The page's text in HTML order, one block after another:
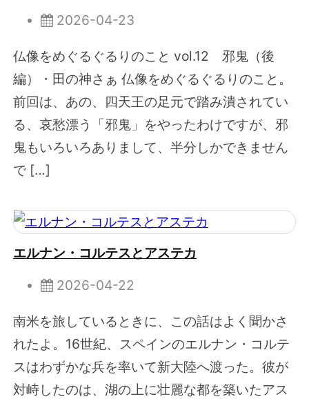
2026-04-23
仏像をめぐるぐるりのこと vol.12 邪鬼（後
編）・田の神さぁ 仏像をめぐるぐるりのこと。
前回は、あの、四天王の足元で踏み潰されてい
る、哀愁漂う「邪鬼」をやったわけですが、邪
鬼もいろいろありまして、半分しかできません
で […]
エルナン・コルテスとアステカ
2026-04-22
南米を旅しているときに、この話はよく聞かさ
れたよ。16世紀、スペインのエルナン・コルテ
スはわずかな兵を率いて新大陸へ渡った。彼が
対峙したのは、湖の上に壮麗な都を築いたアス